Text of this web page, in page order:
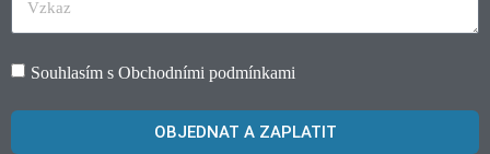
Souhlasím s Obchodními podmínkami
OBJEDNAT A ZAPLATIT